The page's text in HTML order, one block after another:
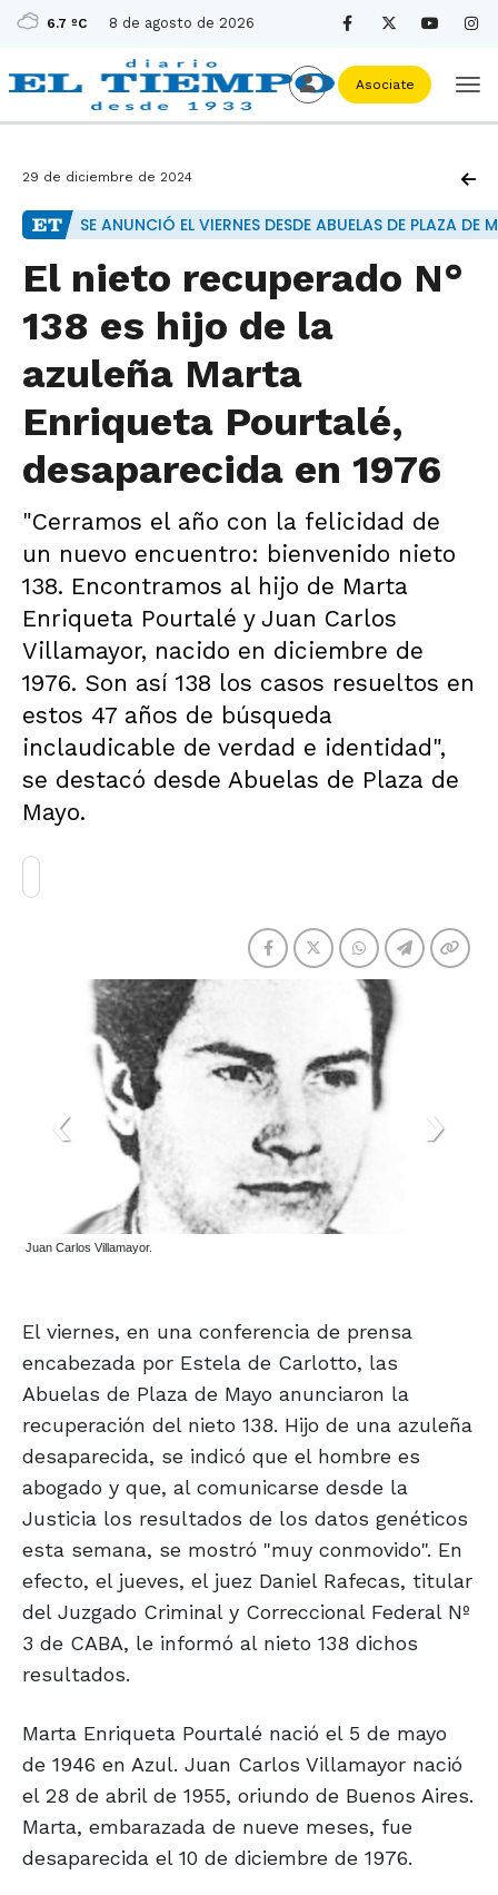
6.7 ºC 8 de agosto de 2026
Asociate
29 de diciembre de 2024
SE ANUNCIÓ EL VIERNES DESDE ABUELAS DE PLAZA DE
El nieto recuperado N°
138 es hijo de la
azuleña Marta
Enriqueta Pourtalé,
desaparecida en 1976
"Cerramos el año con la felicidad de
un nuevo encuentro: bienvenido nieto
138. Encontramos al hijo de Marta
Enriqueta Pourtalé y Juan Carlos
Villamayor, nacido en diciembre de
1976. Son así 138 los casos resueltos en
estos 47 años de búsqueda
inclaudicable de verdad e identidad",
se destacó desde Abuelas de Plaza de
Mayo.
Juan Carlos Villamayor.
El viernes, en una conferencia de prensa
encabezada por Estela de Carlotto, las
Abuelas de Plaza de Mayo anunciaron la
recuperación del nieto 138. Hijo de una azuleña
desaparecida, se indicó que el hombre es
abogado y que, al comunicarse desde la
Justicia los resultados de los datos genéticos
esta semana, se mostró "muy conmovido". En
efecto, el jueves, el juez Daniel Rafecas, titular
del Juzgado Criminal y Correccional Federal Nº
3 de CABA, le informó al nieto 138 dichos
resultados.
Marta Enriqueta Pourtalé nació el 5 de mayo
de 1946 en Azul. Juan Carlos Villamayor nació
el 28 de abril de 1955, oriundo de Buenos Aires.
Marta, embarazada de nueve meses, fue
desaparecida el 10 de diciembre de 1976.